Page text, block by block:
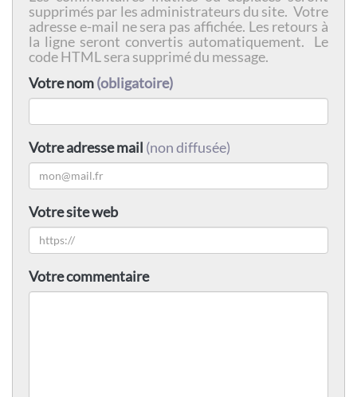
supprimés par les administrateurs du site. Votre
adresse e-mail ne sera pas affichée. Les retours à
la ligne seront convertis automatiquement. Le
code HTML sera supprimé du message.
Votre nom(obligatoire)
Votre adresse mail (non diffusée)
Votre site web
Votre commentaire